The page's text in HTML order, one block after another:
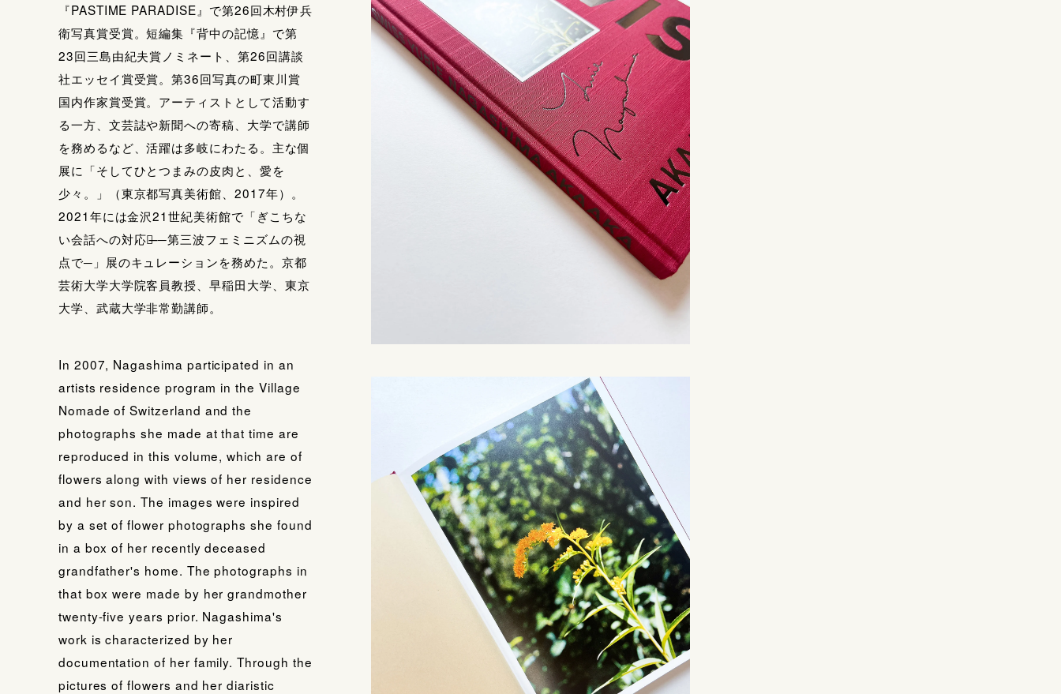
『PASTIME PARADISE』で第26回木村伊兵
衛写真賞受賞。短編集『背中の記憶』で第
23回三島由紀夫賞ノミネート、第26回講談
社エッセイ賞受賞。第36回写真の町東川賞
国内作家賞受賞。アーティストとして活動す
る一方、文芸誌や新聞への寄稿、大学で講師
を務めるなど、活躍は多岐にわたる。主な個
展に「そしてひとつまみの皮肉と、愛を
少々。」（東京都写真美術館、2017年）。
2021年には金沢21世紀美術館で「ぎこちな
い会話への対応策̶ ─第三波フェミニズムの視
点で─」展のキュレーションを務めた。京都
芸術大学大学院客員教授、早稲田大学、東京
大学、武蔵大学非常勤講師。
In 2007, Nagashima participated in an
artists residence program in the Village
Nomade of Switzerland and the
photographs she made at that time are
reproduced in this volume, which are of
flowers along with views of her residence
and her son. The images were inspired
by a set of flower photographs she found
in a box of her recently deceased
grandfather's home. The photographs in
that box were made by her grandmother
twenty-five years prior. Nagashima's
work is characterized by her
documentation of her family. Through the
pictures of flowers and her diaristic